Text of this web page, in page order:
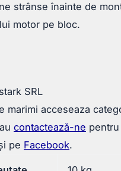
strânse înainte de
motor pe bloc.
SRL
marimi acceseaza
contactează-ne
pe Facebook.